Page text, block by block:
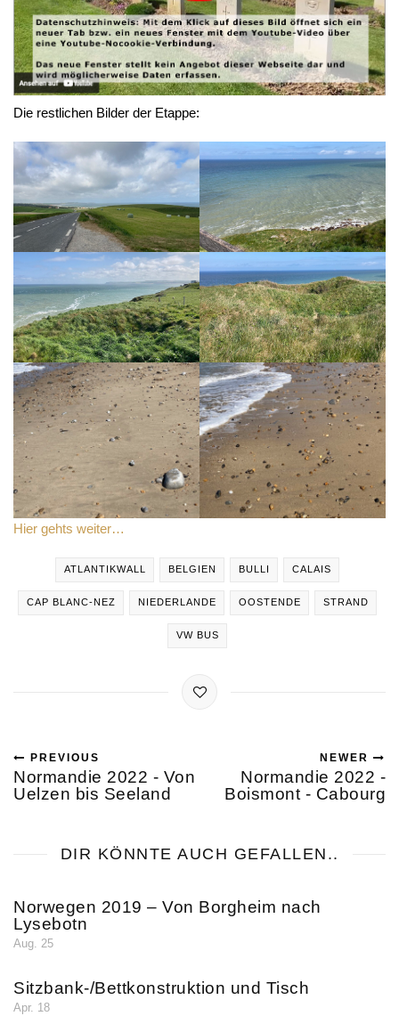
Die restlichen Bilder der Etappe:
Hier gehts weiter…
ATLANTIKWALL BELGIEN BULLI CALAIS
CAP BLANC-NEZ NIEDERLANDE OOSTENDE STRAND
VW BUS
PREVIOUS
Normandie 2022 - Von
Uelzen bis Seeland
NEWER
Normandie 2022 -
Boismont - Cabourg
DIR KÖNNTE AUCH GEFALLEN..
Norwegen 2019 – Von Borgheim nach
Lysebotn
Aug. 25
Sitzbank-/Bettkonstruktion und Tisch
Apr. 18